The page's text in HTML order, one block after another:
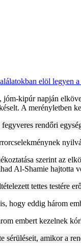
elöl legyen
kipúr napján
A merényletben
rendőri
szerint az
Al-Shamie hajtotta
tettes testére
hogy eddig három
embert kezelnek
sérüléseit, amikor a